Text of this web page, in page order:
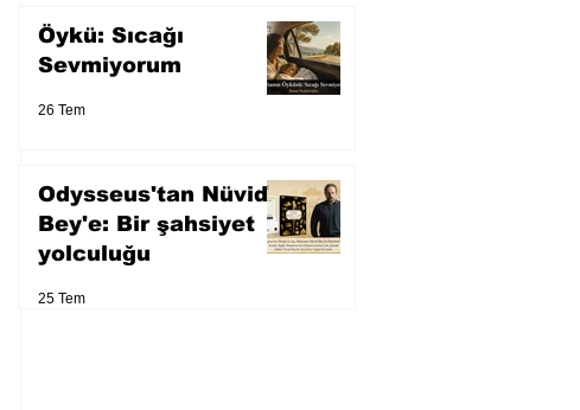
Öykü: Sıcağı
Sevmiyorum
26 Tem
Odysseus'tan Nüvid
Bey'e: Bir şahsiyet
yolculuğu
25 Tem